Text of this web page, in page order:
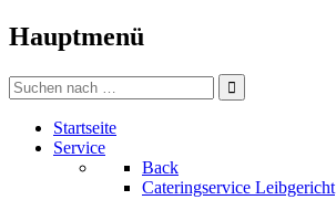
beachten
Sie:
Website
Barrierefreiheitssystem.
Hauptmenü
Search
for:
Startseite
Service
Back
Cateringservice Leibgericht